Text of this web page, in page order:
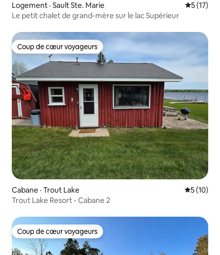
Logement · Sault Ste. Marie Note
5 (17)
Le petit chalet de grand-mère sur le lac Supérieur
Coup de cœur voyageurs
Coup de cœur voyageurs
Cabane · Trout Lake Note
5 (10)
Trout Lake Resort - Cabane 2
Coup de cœur voyageurs
Coup de cœur voyageurs